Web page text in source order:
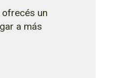
un
a más